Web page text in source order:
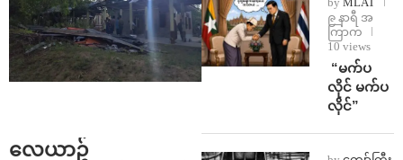
လေယာဥ်
၉ နာရီ အ
ကြာက
10 views
⁨ ⁨“မက်ပ
လိုင် မက်ပ
လိုင်”